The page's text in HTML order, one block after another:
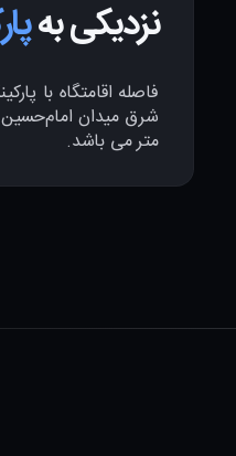
نزدیکی به
متر می باشد.